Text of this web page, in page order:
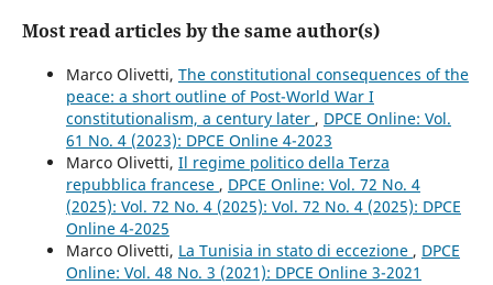
Most read articles by the same author(s)
Marco Olivetti, The constitutional consequences of the
peace: a short outline of Post-World War I
constitutionalism, a century later , DPCE Online: Vol.
61 No. 4 (2023): DPCE Online 4-2023
Marco Olivetti, Il regime politico della Terza
repubblica francese , DPCE Online: Vol. 72 No. 4
(2025): Vol. 72 No. 4 (2025): Vol. 72 No. 4 (2025): DPCE
Online 4-2025
Marco Olivetti, La Tunisia in stato di eccezione , DPCE
Online: Vol. 48 No. 3 (2021): DPCE Online 3-2021